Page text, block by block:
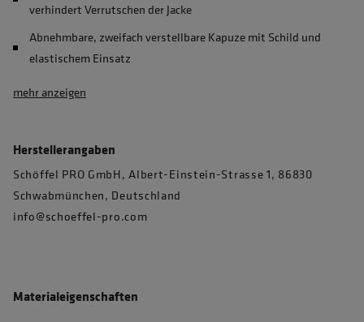
verhindert Verrutschen der Jacke
Abnehmbare, zweifach verstellbare Kapuze mit Schild und
elastischem Einsatz
mehr anzeigen
Herstellerangaben
Schöffel PRO GmbH, Albert-Einstein-Strasse 1, 86830
Schwabmünchen, Deutschland
info@schoeffel-pro.com
Materialeigenschaften